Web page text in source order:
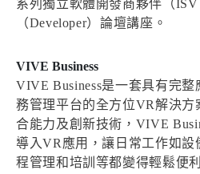
系列獨立軟體開發商夥伴（ISV
（Developer）論壇講座。
VIVE Business
VIVE Business是一套具有完
務管理平台的全方位VR解決方
合能力及創新技術，VIVE
導入VR應用，讓日常工作如設
程管理和培訓等都變得輕鬆便